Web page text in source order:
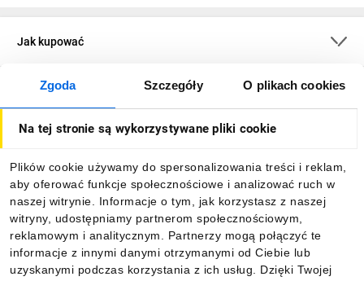
Zgoda Szczegóły O plikach cookies
Na tej stronie są wykorzystywane pliki cookie
Plików cookie używamy do spersonalizowania treści i reklam,
aby oferować funkcje społecznościowe i analizować ruch w
naszej witrynie. Informacje o tym, jak korzystasz z naszej
witryny, udostępniamy partnerom społecznościowym,
reklamowym i analitycznym. Partnerzy mogą połączyć te
informacje z innymi danymi otrzymanymi od Ciebie lub
uzyskanymi podczas korzystania z ich usług. Dzięki Twojej
Jak kupować
O firmie
Informacje
Pobierz naszą aplikację mobilną: